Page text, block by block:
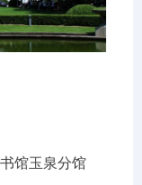
馆玉泉分馆